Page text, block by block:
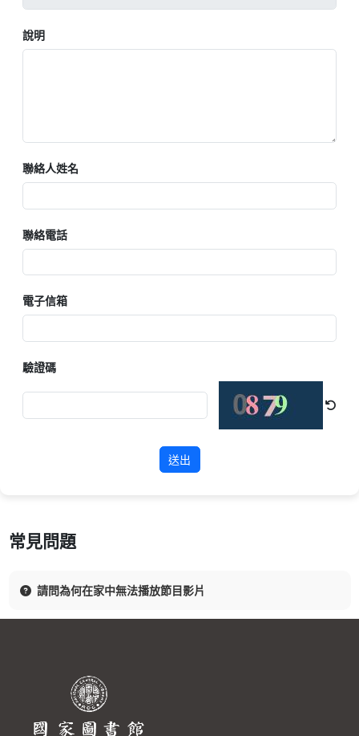
說明
聯絡人姓名
聯絡電話
電子信箱
驗證碼
送出
常見問題
請問為何在家中無法播放節目影片